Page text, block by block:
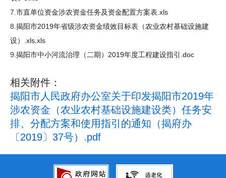
7. 市直单位资金涉农资金任务及资金配置方案表.xls
8. 揭阳市2019年省级涉农资金绩效目标表（农业农村基础设施建
设）.xls.xls
9. 揭阳市中小河流治理（二期）2019年度工程建设指引.doc
相关附件：
揭阳市人民政府办公室关于印发揭阳市2019年
涉农资金（农业农村基础设施建设类）任务安
排、分配方案和使用指引的通知（揭府办
〔2019〕37号）.pdf